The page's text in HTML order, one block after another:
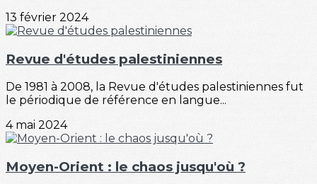
13 février 2024
Revue d'études palestiniennes
De 1981 à 2008, la Revue d'études palestiniennes fut
le périodique de référence en langue...
4 mai 2024
Moyen-Orient : le chaos jusqu'où ?